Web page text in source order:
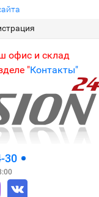
офис и склад
"Контакты"
30